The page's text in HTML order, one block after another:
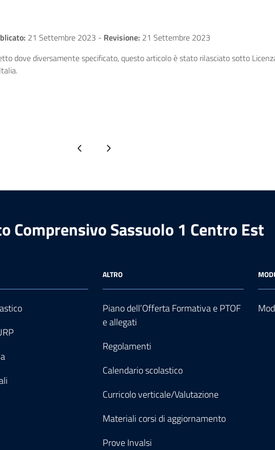
21 Settembre 2023 - Revisione: 21 Settembre 2023
dove diversamente specificato, questo articolo è stato rilasciato sotto
Pagina precedentePagina successiva
Comprensivo Sassuolo 1 Centro Est
ALTRO
Piano dell’Offerta Formativa e PTOF
e allegati
Regolamenti
Calendario scolastico
Curricolo verticale/Valutazione
Materiali corsi di aggiornamento
Prove Invalsi